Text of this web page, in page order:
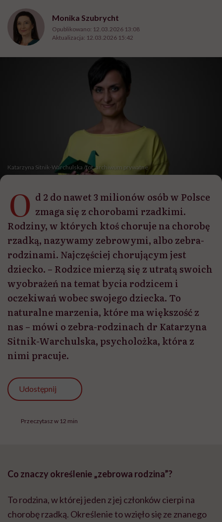
Monika Szubrycht
Opublikowano: 12.03.2026 13:08
Aktualizacja: 12.03.2026 15:42
Katarzyna Sitnik-Warchulska /fot. archiwum prywatne
O d 2 do nawet 3 milionów osób w Polsce
zmaga się z chorobami rzadkimi.
Rodziny, w których ktoś choruje na chorobę
rzadką, nazywamy zebrowymi, albo zebra-
rodzinami. Najczęściej chorującym jest
dziecko. – Rodzice mierzą się z utratą swoich
wyobrażeń na temat bycia rodzicem i
oczekiwań wobec swojego dziecka. To
naturalne marzenia, które ma większość z
nas – mówi o zebra-rodzinach dr Katarzyna
Sitnik-Warchulska, psycholożka, która z
nimi pracuje.
Udostępnij
Przeczytasz w 12 min
Co znaczy określenie „zebrowa rodzina”?
To rodzina, w której jeden z jej członków cierpi na
chorobę rzadką. Określenie to wzięło się ze znanego